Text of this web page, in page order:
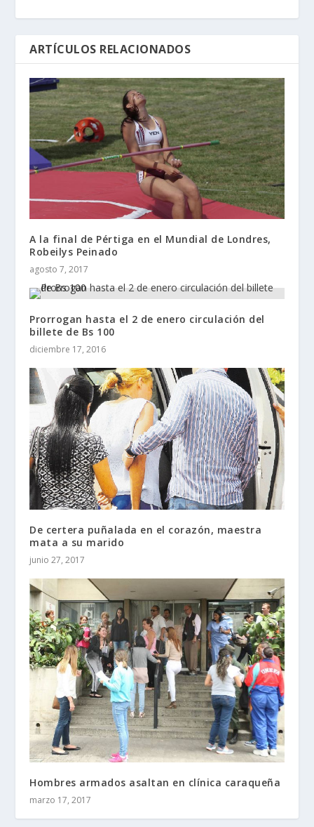
ARTÍCULOS RELACIONADOS
A la final de Pértiga en el Mundial de Londres,
Robeilys Peinado
agosto 7, 2017
Prorrogan hasta el 2 de enero circulación del
billete de Bs 100
diciembre 17, 2016
De certera puñalada en el corazón, maestra
mata a su marido
junio 27, 2017
Hombres armados asaltan en clínica caraqueña
marzo 17, 2017